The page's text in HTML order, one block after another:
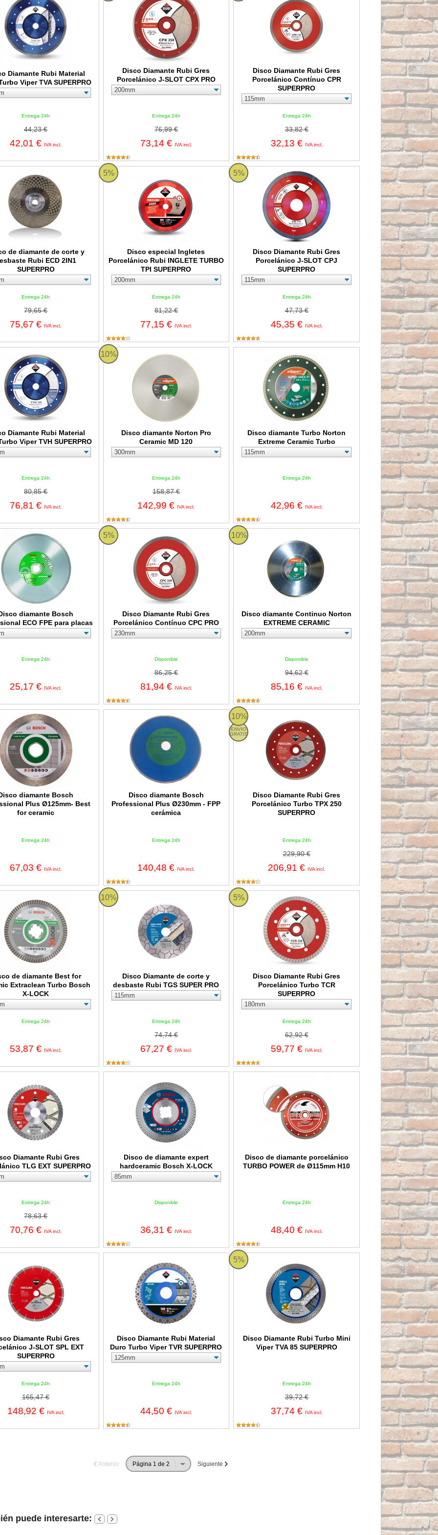
Diamante Rubi Material
Viper TVA SUPERPRO
Entrega 24h
44,23 €
42,01 € IVA incl.
Disco Diamante Rubi Gres
Porcelánico J-SLOT CPX PRO
Entrega 24h
76,99 €
73,14 € IVA incl.
Disco Diamante Rubi Gres
Porcelánico Contínuo CPR
SUPERPRO
Entrega 24h
33,82 €
32,13 € IVA incl.
de diamante de corte y
Rubi ECD 2IN1
SUPERPRO
Entrega 24h
79,65 €
75,67 € IVA incl.
diamante de corte y desbaste Rubi ECD 2IN1 SUPERPRO
5%
Disco especial Ingletes
Porcelánico Rubi INGLETE TURBO
TPI SUPERPRO
Entrega 24h
81,22 €
77,15 € IVA incl.
Disco especial Ingletes Porcelánico Rubi INGLETE TURBO TPI SUPERPRO
5%
Disco Diamante Rubi Gres
Porcelánico J-SLOT CPJ
SUPERPRO
Entrega 24h
47,73 €
45,35 € IVA incl.
Disco Diamante Rubi Gres Porcelánico J-SLOT CPJ
Diamante Rubi Material
Viper TVH SUPERPRO
Entrega 24h
80,85 €
76,81 € IVA incl.
Rubi Material Duro Turbo Viper TVH SUPERPRO
10%
Disco diamante Norton Pro
Ceramic MD 120
Entrega 24h
158,87 €
142,99 € IVA incl.
Disco diamante Norton Pro Ceramic MD 120
Disco diamante Turbo Norton
Extreme Ceramic Turbo
Entrega 24h
42,96 € IVA incl.
Disco diamante Turbo Norton Extreme Ceramic Turbo
diamante Bosch
ECO FPE para placas
Entrega 24h
25,17 € IVA incl.
Bosch Professional ECO FPE para placas
5%
Disco Diamante Rubi Gres
Porcelánico Contínuo CPC PRO
Disponible
86,25 €
81,94 € IVA incl.
Disco Diamante Rubi Gres Porcelánico Contínuo CPC PRO
10%
Disco diamante Continuo Norton
EXTREME CERAMIC
Disponible
94,62 €
85,16 € IVA incl.
Disco diamante Continuo Norton EXTREME CERAMIC
diamante Bosch
Plus Ø125mm- Best
for ceramic
Entrega 24h
67,03 € IVA incl.
Bosch Professional Plus Ø125mm- Best for ceramic
Disco diamante Bosch
Professional Plus Ø230mm - FPP
cerámica
Entrega 24h
140,48 € IVA incl.
Disco diamante Bosch Professional Plus Ø230mm - FPP cerámica
10%
ENVIO
GRATIS
Disco Diamante Rubi Gres
Porcelánico Turbo TPX 250
SUPERPRO
Entrega 24h
229,90 €
206,91 € IVA incl.
Disco Diamante Rubi Gres Porcelánico Turbo TPX 250
de diamante Best for
Extraclean Turbo Bosch
X-LOCK
Entrega 24h
53,87 € IVA incl.
diamante Best for Ceramic Extraclean Turbo Bosch X-LOCK
10%
Disco Diamante de corte y
desbaste Rubi TGS SUPER PRO
Entrega 24h
74,74 €
67,27 € IVA incl.
Disco Diamante de corte y desbaste Rubi TGS SUPER PRO
5%
Disco Diamante Rubi Gres
Porcelánico Turbo TCR
SUPERPRO
Entrega 24h
62,92 €
59,77 € IVA incl.
Disco Diamante Rubi Gres Porcelánico Turbo TCR
Diamante Rubi Gres
TLG EXT SUPERPRO
Entrega 24h
78,63 €
70,76 € IVA incl.
Rubi Gres Porcelánico TLG EXT SUPERPRO
Disco de diamante expert
hardceramic Bosch X-LOCK
Disponible
36,31 € IVA incl.
Disco de diamante porcelánico
TURBO POWER de Ø115mm H10
Entrega 24h
48,40 € IVA incl.
Disco de diamante porcelánico TURBO POWER de Ø115mm
Diamante Rubi Gres
J-SLOT SPL EXT
SUPERPRO
Entrega 24h
165,47 €
148,92 € IVA incl.
Rubi Gres Porcelánico J-SLOT SPL EXT SUPERPRO
Disco Diamante Rubi Material
Duro Turbo Viper TVR SUPERPRO
Entrega 24h
44,50 € IVA incl.
Disco Diamante Rubi Material Duro Turbo Viper TVR SUPERPRO
5%
Disco Diamante Rubi Turbo Mini
Viper TVA 85 SUPERPRO
Entrega 24h
39,72 €
37,74 € IVA incl.
Disco Diamante Rubi Turbo Mini Viper TVA 85 SUPERPRO
Anterior Siguiente
puede interesarte: